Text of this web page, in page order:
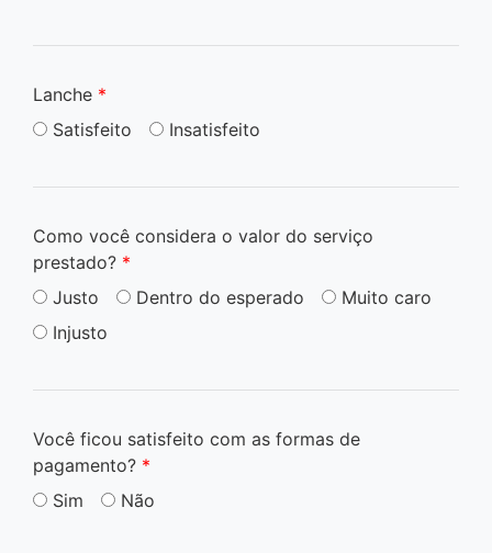
Lanche *
Satisfeito
Insatisfeito
Como você considera o valor do serviço
prestado? *
Justo
Dentro do esperado
Muito caro
Injusto
Você ficou satisfeito com as formas de
pagamento? *
Sim
Não